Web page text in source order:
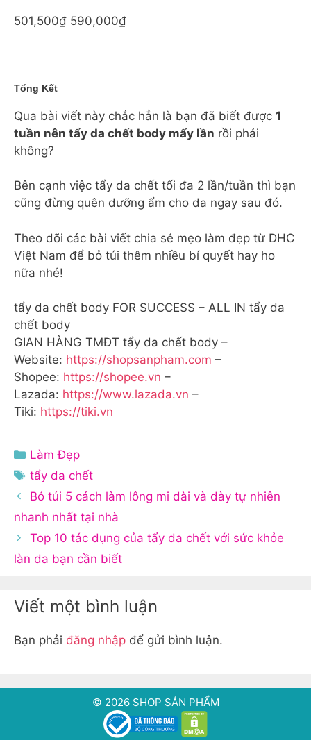
501,500₫ 590,000₫
Tổng Kết
Qua bài viết này chắc hẳn là bạn đã biết được 1
tuần nên tẩy da chết body mấy lần rồi phải
không?
Bên cạnh việc tẩy da chết tối đa 2 lần/tuần thì bạn
cũng đừng quên dưỡng ẩm cho da ngay sau đó.
Theo dõi các bài viết chia sẻ mẹo làm đẹp từ DHC
Việt Nam để bỏ túi thêm nhiều bí quyết hay ho
nữa nhé!
tẩy da chết body FOR SUCCESS – ALL IN tẩy da
chết body
GIAN HÀNG TMĐT tẩy da chết body –
Website: https://shopsanpham.com –
Shopee: https://shopee.vn –
Lazada: https://www.lazada.vn –
Tiki: https://tiki.vn
Danh
mục
Làm Đẹp
Thẻ
tẩy da chết
Bỏ túi 5 cách làm lông mi dài và dày tự nhiên
nhanh nhất tại nhà
Top 10 tác dụng của tẩy da chết với sức khỏe
làn da bạn cần biết
Viết một bình luận
Bạn phải đăng nhập để gửi bình luận.
© 2026 SHOP SẢN PHẨM